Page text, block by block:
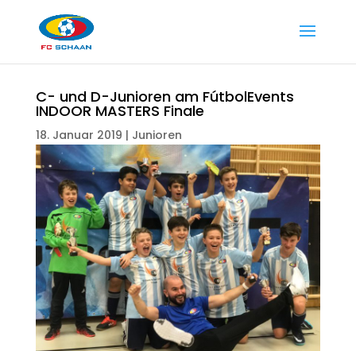
C- und D-Junioren am FútbolEvents
INDOOR MASTERS Finale
18. Januar 2019 | Junioren